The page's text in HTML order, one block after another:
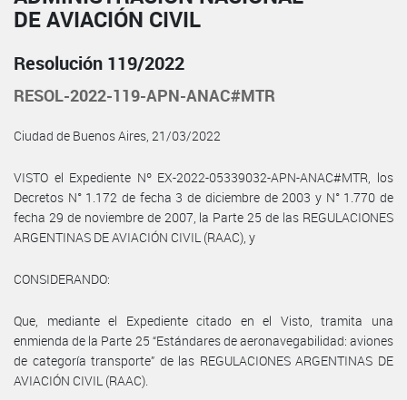
DE AVIACIÓN CIVIL
Resolución 119/2022
RESOL-2022-119-APN-ANAC#MTR
Ciudad de Buenos Aires, 21/03/2022
VISTO el Expediente Nº EX-2022-05339032-APN-ANAC#MTR, los
Decretos N° 1.172 de fecha 3 de diciembre de 2003 y N° 1.770 de
fecha 29 de noviembre de 2007, la Parte 25 de las REGULACIONES
ARGENTINAS DE AVIACIÓN CIVIL (RAAC), y
CONSIDERANDO:
Que, mediante el Expediente citado en el Visto, tramita una
enmienda de la Parte 25 “Estándares de aeronavegabilidad: aviones
de categoría transporte” de las REGULACIONES ARGENTINAS DE
AVIACIÓN CIVIL (RAAC).